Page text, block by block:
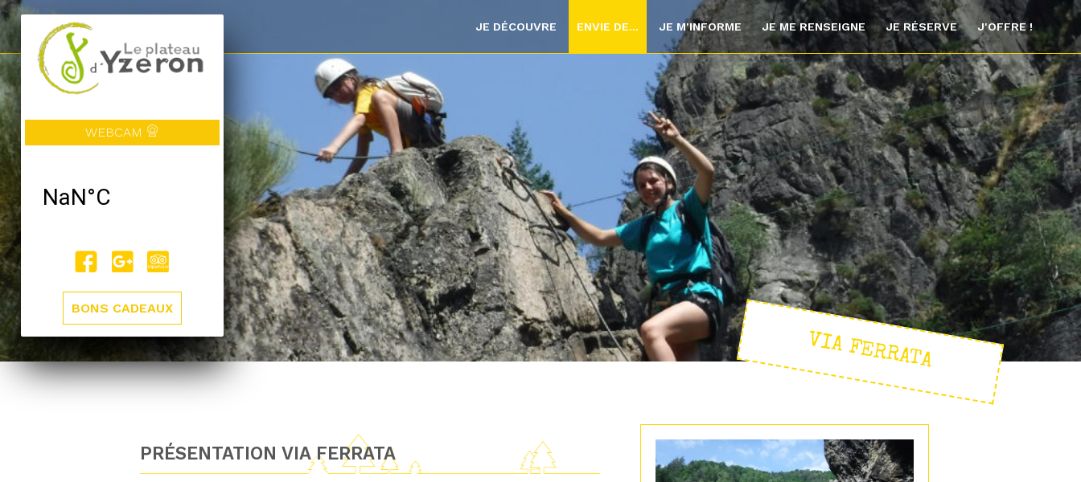
WEBCAM
BONS CADEAUX
JE DÉCOUVRE ENVIE DE... JE M'INFORME JE ME RENSEIGNE JE RÉSERVE J'OFFRE !
VIA FERRATA
PRÉSENTATION VIA FERRATA